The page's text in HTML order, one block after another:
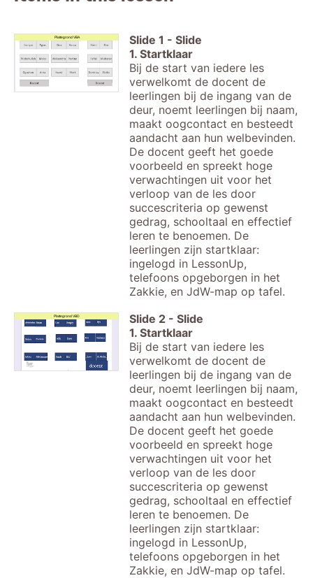
Plattegrond VBA Slide 1 - Slide
1. Startklaar
Bij de start van iedere les
verwelkomt de docent de
leerlingen bij de ingang van de
deur, noemt leerlingen bij naam,
maakt oogcontact en besteedt
aandacht aan hun welbevinden.
De docent geeft het goede
voorbeeld en spreekt hoge
verwachtingen uit voor het
verloop van de les door
succescriteria op gewenst
gedrag, schooltaal en effectief
leren te benoemen. De
leerlingen zijn startklaar:
ingelogd in LessonUp,
telefoons opgeborgen in het
Zakkie, en JdW-map op tafel.
Plattegrond VBD Slide 2 - Slide
1. Startklaar
Bij de start van iedere les
verwelkomt de docent de
leerlingen bij de ingang van de
deur, noemt leerlingen bij naam,
maakt oogcontact en besteedt
aandacht aan hun welbevinden.
De docent geeft het goede
voorbeeld en spreekt hoge
verwachtingen uit voor het
verloop van de les door
succescriteria op gewenst
gedrag, schooltaal en effectief
leren te benoemen. De
leerlingen zijn startklaar:
ingelogd in LessonUp,
telefoons opgeborgen in het
Zakkie, en JdW-map op tafel.